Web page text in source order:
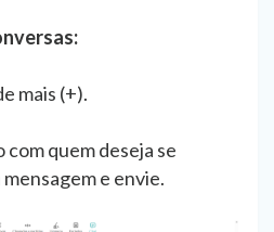
mais (+).
com quem deseja se
e envie.